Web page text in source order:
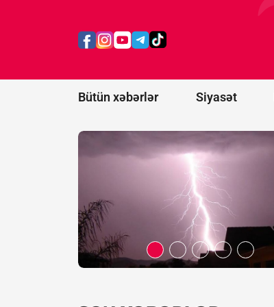
Bütün xəbərlər Siyasət
nəticəsində
çatıb